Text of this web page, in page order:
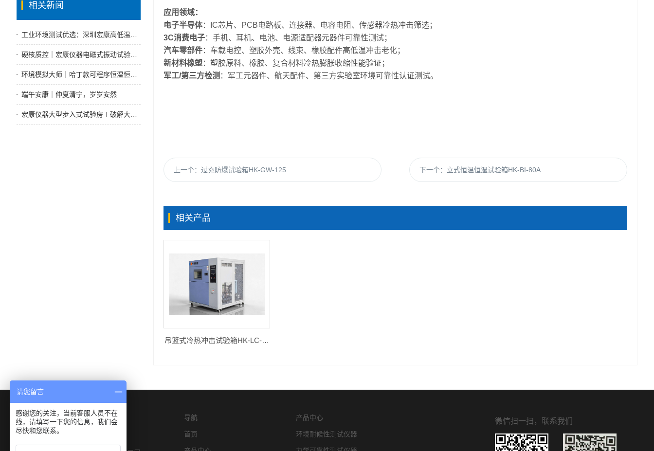
应用领域：
电子半导体：IC芯片、PCB电路板、连接器、电容电阻、传感器冷热冲击筛选；
3C消费电子：手机、耳机、电池、电源适配器元器件可靠性测试；
汽车零部件：车载电控、塑胶外壳、线束、橡胶配件高低温冲击老化；
新材料橡塑：塑胶原料、橡胶、复合材料冷热膨胀收缩性能验证；
军工/第三方检测 ：军工元器件、航天配件、第三方实验室环境可靠性认证测试。
上一个： 过充防爆试验箱HK-GW-125 下一个： 立式恒温恒湿试验箱HK-BI-80A
相关产品
吊篮式冷热冲击试验箱HK-LC-2-50
相关新闻
硬核质控｜宏康仪器电磁式振动试验机，全工况振动可靠性测试标杆设备
环境模拟大师｜哈丁款可程序恒温恒湿试验箱赋能实体制造可靠性检测
端午安康｜仲夏清宁，岁岁安然
宏康仪器大型步入式试验房∣破解大型试件测试难题
导航
首页
产品中心
环境耐候性测试仪器
微信扫一扫，联系我们
请您留言
感谢您的关注，当前客服人员不在
线，请填写一下您的信息，我们会
尽快和您联系。